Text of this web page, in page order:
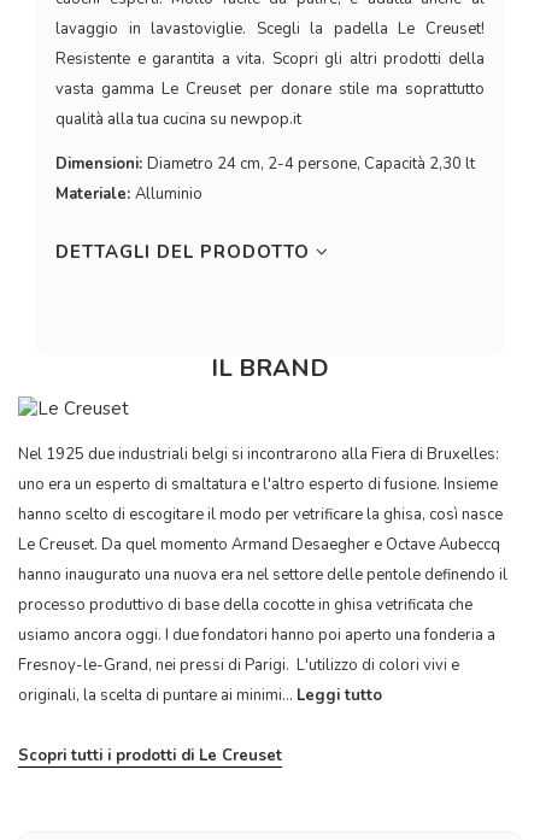
lavaggio in lavastoviglie. Scegli la padella Le Creuset!
Resistente e garantita a vita. Scopri gli altri prodotti della
vasta gamma Le Creuset per donare stile ma soprattutto
qualità alla tua cucina su newpop.it
Dimensioni: Diametro 24 cm, 2-4 persone, Capacità 2,30 lt
Materiale: Alluminio
DETTAGLI DEL PRODOTTO
IL BRAND
Nel 1925 due industriali belgi si incontrarono alla Fiera di Bruxelles:
uno era un esperto di smaltatura e l'altro esperto di fusione. Insieme
hanno scelto di escogitare il modo per vetrificare la ghisa, così nasce
Le Creuset. Da quel momento Armand Desaegher e Octave Aubeccq
hanno inaugurato una nuova era nel settore delle pentole definendo il
processo produttivo di base della cocotte in ghisa vetrificata che
usiamo ancora oggi. I due fondatori hanno poi aperto una fonderia a
Fresnoy-le-Grand, nei pressi di Parigi. L'utilizzo di colori vivi e
originali, la scelta di puntare ai minimi... Leggi tutto
Scopri tutti i prodotti di Le Creuset